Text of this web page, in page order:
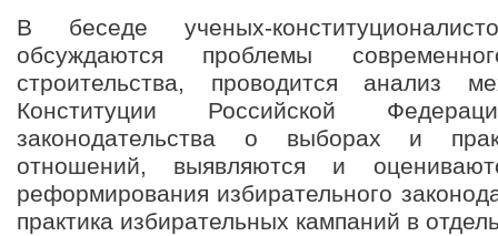
В беседе ученых-
обсуждаются проблемы
строительства, проводится анализ
Конституции Российской
законодательства о выборах и
отношений, выявляются и
реформирования избирательного
практика избирательных кампаний в